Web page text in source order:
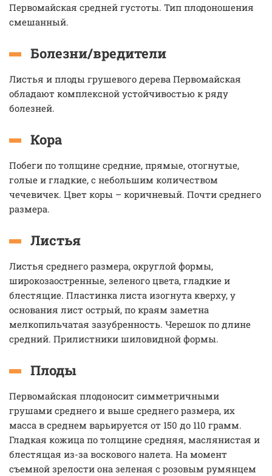
Первомайская средней густоты. Тип плодоношения
смешанный.
Болезни/вредители
Листья и плоды грушевого дерева Первомайская
обладают комплексной устойчивостью к ряду
болезней.
Кора
Побеги по толщине средние, прямые, отогнутые,
голые и гладкие, с небольшим количеством
чечевичек. Цвет коры – коричневый. Почти среднего
размера.
Листья
Листья среднего размера, округлой формы,
широкозаостренные, зеленого цвета, гладкие и
блестящие. Пластинка листа изогнута кверху, у
основания лист острый, по краям заметна
мелкопильчатая зазубренность. Черешок по длине
средний. Прилистники шиловидной формы.
Плоды
Первомайская плодоносит симметричными
грушами среднего и выше среднего размера, их
масса в среднем варьируется от 150 до 110 грамм.
Гладкая кожица по толщине средняя, маслянистая и
блестящая из-за воскового налета. На момент
съемной зрелости она зеленая с розовым румянцем